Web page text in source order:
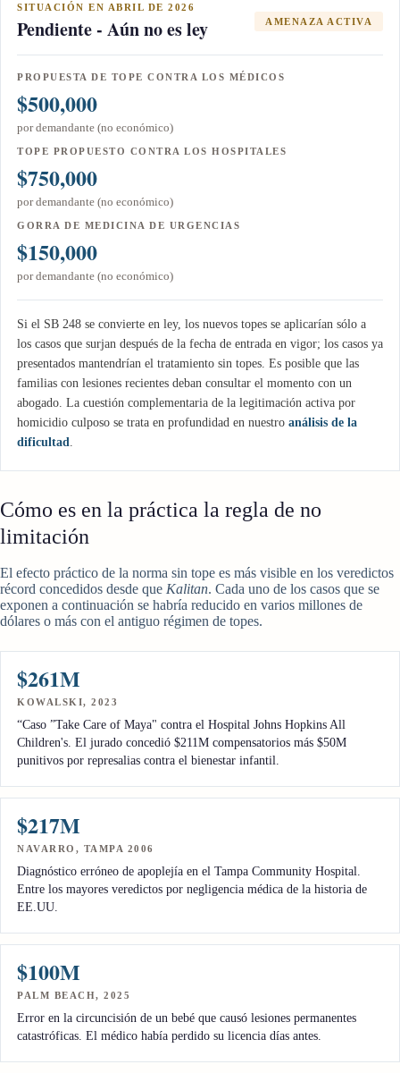
SITUACIÓN EN ABRIL DE 2026
Pendiente - Aún no es ley AMENAZA ACTIVA
PROPUESTA DE TOPE CONTRA LOS MÉDICOS
$500,000
por demandante (no económico)
TOPE PROPUESTO CONTRA LOS HOSPITALES
$750,000
por demandante (no económico)
GORRA DE MEDICINA DE URGENCIAS
$150,000
por demandante (no económico)
Si el SB 248 se convierte en ley, los nuevos topes se aplicarían sólo a
los casos que surjan después de la fecha de entrada en vigor; los casos ya
presentados mantendrían el tratamiento sin topes. Es posible que las
familias con lesiones recientes deban consultar el momento con un
abogado. La cuestión complementaria de la legitimación activa por
homicidio culposo se trata en profundidad en nuestro análisis de la
dificultad
Cómo es en la práctica la regla de no
limitación
El efecto práctico de la norma sin tope es más visible en los veredictos
récord concedidos desde que Kalitan. Cada uno de los casos que se
exponen a continuación se habría reducido en varios millones de
dólares o más con el antiguo régimen de topes.
$261M
KOWALSKI, 2023
“Caso ”Take Care of Maya" contra el Hospital Johns Hopkins All
Children's. El jurado concedió $211M compensatorios más $50M
punitivos por represalias contra el bienestar infantil.
$217M
NAVARRO, TAMPA 2006
Diagnóstico erróneo de apoplejía en el Tampa Community Hospital.
Entre los mayores veredictos por negligencia médica de la historia de
EE.UU.
$100M
PALM BEACH, 2025
Error en la circuncisión de un bebé que causó lesiones permanentes
catastróficas. El médico había perdido su licencia días antes.